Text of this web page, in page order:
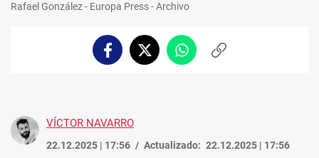
Rafael González - Europa Press - Archivo
FacebookTwitterWhatsappCopiar
VÍCTOR NAVARRO
22.12.2025 | 17:56 Actualizado: 22.12.2025 | 17:56